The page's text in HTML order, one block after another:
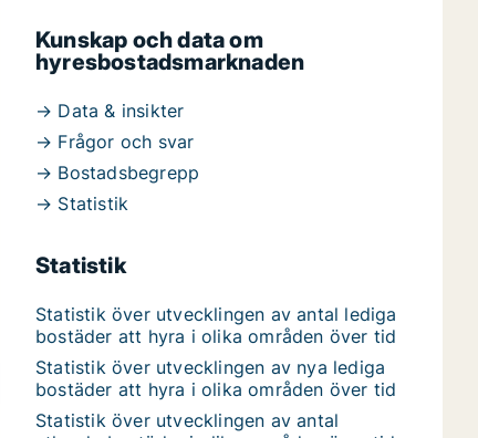
Kunskap och data om
hyresbostadsmarknaden
→ Data & insikter
→ Frågor och svar
→ Bostadsbegrepp
→ Statistik
Statistik
Statistik över utvecklingen av antal lediga
bostäder att hyra i olika områden över tid
Statistik över utvecklingen av nya lediga
bostäder att hyra i olika områden över tid
Statistik över utvecklingen av antal